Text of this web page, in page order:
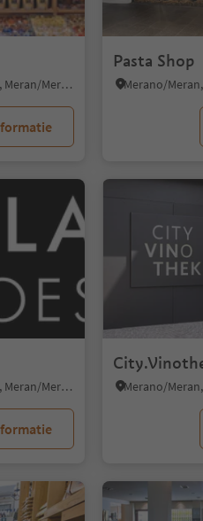
Merano/Meran, Meran/Merano, Meran/Merano and environs
Pasta Shop
1/5
Merano/Meran, Meran/Merano, Meran/Merano and environs